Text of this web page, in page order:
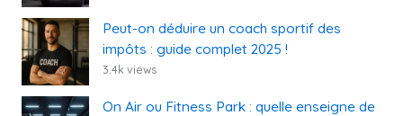
Peut-on déduire un coach sportif des
impôts : guide complet 2025 !
3.4k views
On Air ou Fitness Park : quelle enseigne de